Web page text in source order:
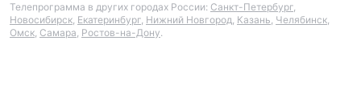
Телепрограмма в других городах России: Санкт-Петербург,
Новосибирск, Екатеринбург, Нижний Новгород, Казань, Челябинск,
Омск, Самара, Ростов-на-Дону.